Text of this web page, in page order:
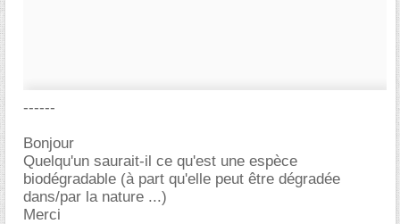
------
Bonjour
Quelqu'un saurait-il ce qu'est une espèce
biodégradable (à part qu'elle peut être dégradée
dans/par la nature ...)
Merci